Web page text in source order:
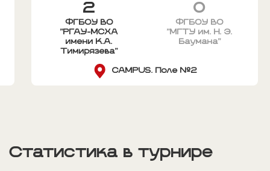
2
ФГБОУ ВО
"РГАУ-МСХА
имени К.А.
Тимирязева"
0
ФГБОУ ВО
"МГТУ им. Н. Э.
Баумана"
CAMPUS. Поле №2
Статистика в турнире